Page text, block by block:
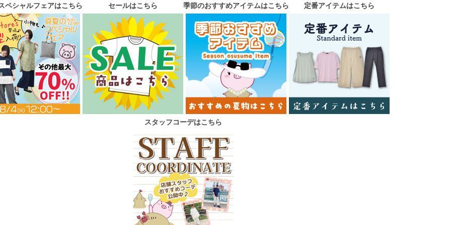
ペシャルフェアはこちら セールはこちら 季節のおすすめアイテムはこちら 定番アイテムはこちら
スタッフコーデはこちら